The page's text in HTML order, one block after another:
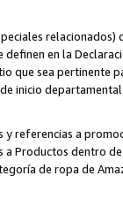
en la
que sea pertinente
inicio
y referencias a
Productos dentro
de ropa de